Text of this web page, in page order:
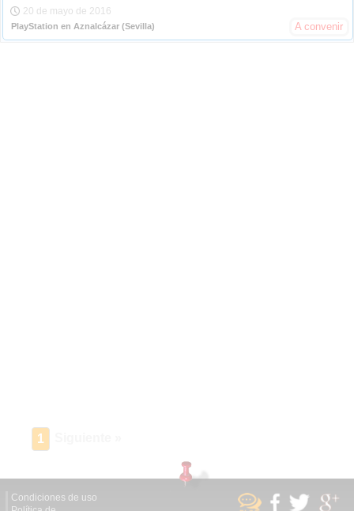
20 de mayo de 2016
PlayStation en Aznalcázar (Sevilla) A convenir
1
Condiciones de uso